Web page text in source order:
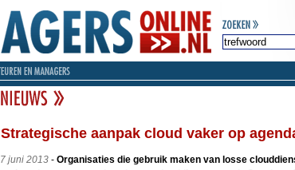
Strategische aanpak cloud vaker op
7 juni 2013- Organisaties die gebruik maken van losse